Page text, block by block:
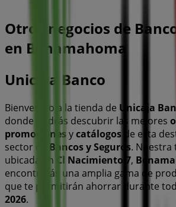
Otros negocios de
en Benamahoma
Unicaja Banco
Bienvenido a la tienda de Unicaja
donde podrás descubrir las mejores
promociones ycatálogos de esta
sector de Bancos y Seguros. Nuestra
ubicada en Cl Nacimiento 7,
encontrarás una amplia gama de
que te permitirán ahorrar durante
2026.